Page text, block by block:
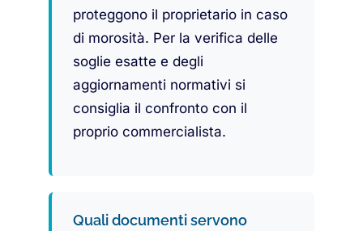
proteggono il proprietario in caso
di morosità. Per la verifica delle
soglie esatte e degli
aggiornamenti normativi si
consiglia il confronto con il
proprio commercialista.
Quali documenti servono